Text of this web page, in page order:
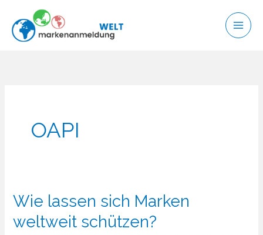
Inhalt
springen
OAPI
Wie lassen sich Marken
weltweit schützen?